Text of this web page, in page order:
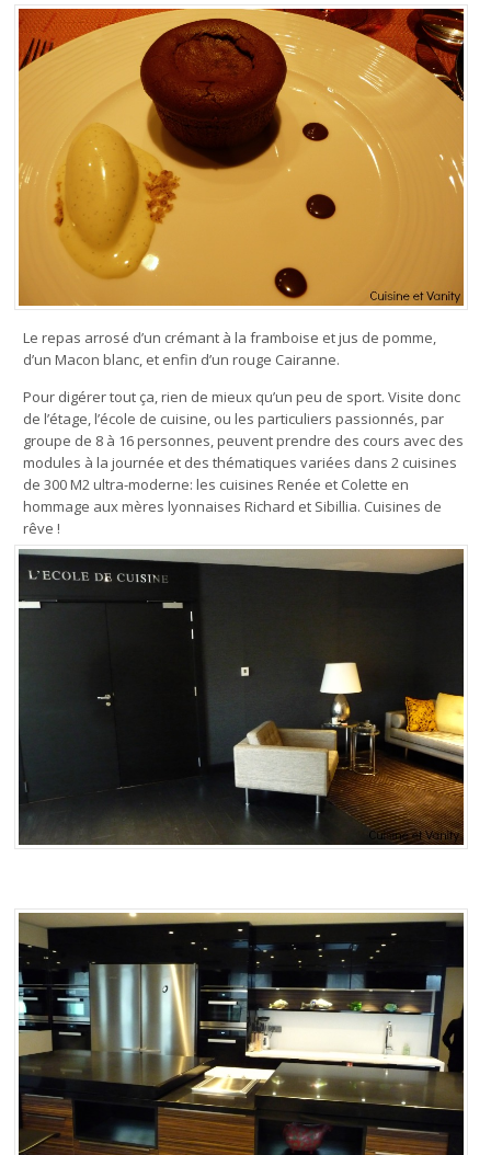
Le repas arrosé d’un crémant à la framboise et jus de pomme,
d’un Macon blanc, et enfin d’un rouge Cairanne.
Pour digérer tout ça, rien de mieux qu’un peu de sport. Visite donc
de l’étage, l’école de cuisine, ou les particuliers passionnés, par
groupe de 8 à 16 personnes, peuvent prendre des cours avec des
modules à la journée et des thématiques variées dans 2 cuisines
de 300 M2 ultra-moderne: les cuisines Renée et Colette en
hommage aux mères lyonnaises Richard et Sibillia. Cuisines de
rêve !